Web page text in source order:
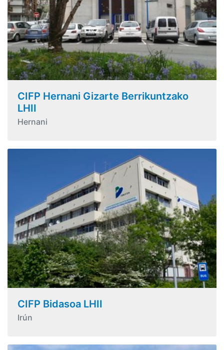
CIFP Hernani Gizarte Berrikuntzako
LHII
Hernani
CIFP Bidasoa LHII
Irún